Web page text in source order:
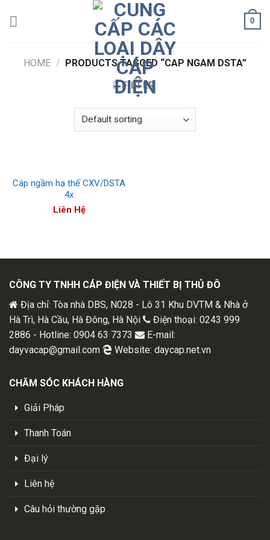
0
HOME / PRODUCTS TAGGED “CAP NGAM DSTA”
FILTER
Cáp ngầm hạ thế CXV/DSTA
4x
Liên Hệ
CÔNG TY TNHH CÁP ĐIỆN VÀ THIẾT BỊ THỦ ĐÔ
Địa chỉ: Tòa nhà DBS, N028 - Lô 31 Khu DVTM & Nhà ở
Hà Trì, Hà Cầu, Hà Đông, Hà Nội
Điện thoại: 0243 999
2886 - Hotline: 0904 63 7373
E-mail:
dayvacap@gmail.com
Website: daycap.net.vn
CHĂM SÓC KHÁCH HÀNG
Giải Pháp
Thanh Toán
Đại lý
Liên hệ
Câu hỏi thường gặp